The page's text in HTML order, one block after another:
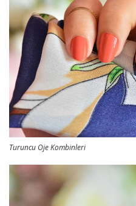
Turuncu Oje Kombinleri